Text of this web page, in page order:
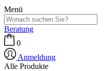
Menü
Beratung
0
Anmeldung
Alle Produkte